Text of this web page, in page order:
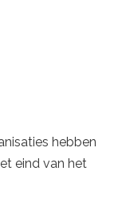
hebben
eind van het